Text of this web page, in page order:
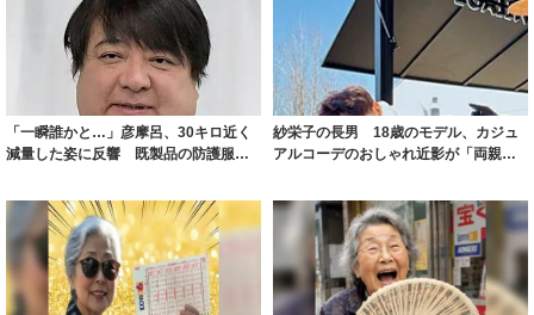
「一瞬誰かと…」彦摩呂、30キロ近く
減量した姿に反響 既製品の防護服が
紗栄子の長男 18歳のモデル、カジュ
アルコーデのおしゃれ近影が「両親の